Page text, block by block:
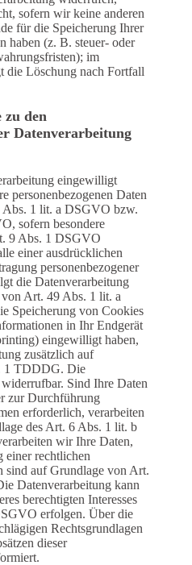
sofern wir keine anderen
für die Speicherung Ihrer
haben (z. B. steuer- oder
im
die Löschung nach Fortfall
zu den
Datenverarbeitung
eingewilligt
personenbezogenen Daten
1 lit. a DSGVO bzw.
sofern besondere
9 Abs. 1 DSGVO
einer ausdrücklichen
personenbezogener
die Datenverarbeitung
Art. 49 Abs. 1 lit. a
Speicherung von Cookies
in Ihr Endgerät
eingewilligt haben,
zusätzlich auf
1 TDDDG. Die
Sind Ihre Daten
zur Durchführung
erforderlich, verarbeiten
des Art. 6 Abs. 1 lit. b
wir Ihre Daten,
einer rechtlichen
sind auf Grundlage von Art.
Datenverarbeitung kann
berechtigten Interesses
erfolgen. Über die
Rechtsgrundlagen
dieser